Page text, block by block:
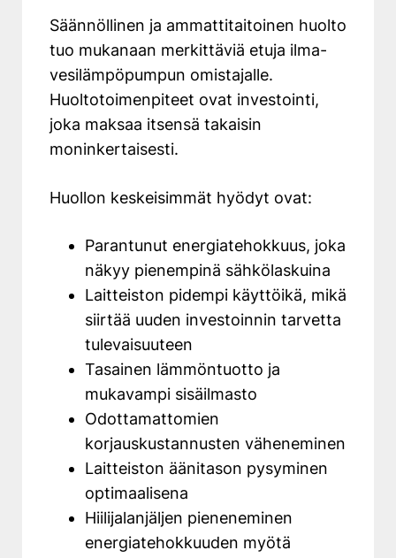
Säännöllinen ja ammattitaitoinen huolto
tuo mukanaan merkittäviä etuja ilma-
vesilämpöpumpun omistajalle.
Huoltotoimenpiteet ovat investointi,
joka maksaa itsensä takaisin
moninkertaisesti.
Huollon keskeisimmät hyödyt ovat:
Parantunut energiatehokkuus, joka
näkyy pienempinä sähkölaskuina
Laitteiston pidempi käyttöikä, mikä
siirtää uuden investoinnin tarvetta
tulevaisuuteen
Tasainen lämmöntuotto ja
mukavampi sisäilmasto
Odottamattomien
korjauskustannusten väheneminen
Laitteiston äänitason pysyminen
optimaalisena
Hiilijalanjäljen pieneneminen
energiatehokkuuden myötä